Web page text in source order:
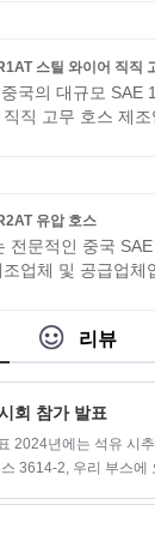
우리는 중국에서 귀
되기를 기대하고
스틸 와이어 직직
국의 대규모 SAE
직 고무 호스 제조
국에서 장기 파트
유압 호스
전문적인 중국
업체 및 공급업체
호스를 전문적으로
의 제품은 가격 경
장기적인 파트너
리뷰
회 참가 발표
2024년에는 석유 시
3614-2, 우리 부스에